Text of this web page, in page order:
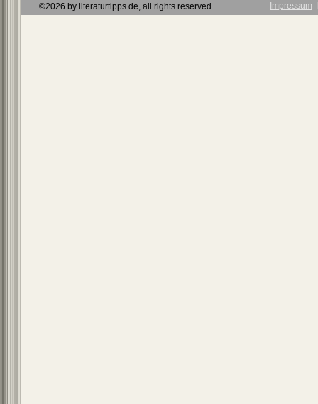
©2026 by literaturtipps.de, all rights reserved Impressum